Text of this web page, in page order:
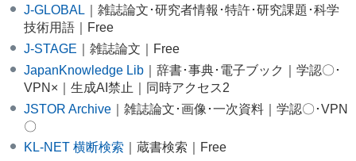
J-GLOBAL ｜雑誌論文･研究者情報･特許･研究課題･科学
技術用語｜Free
J-STAGE ｜雑誌論文｜Free
JapanKnowledge Lib ｜辞書･事典･電子ブック｜学認〇･
VPN×｜生成AI禁止｜同時アクセス2
JSTOR Archive ｜雑誌論文･画像･一次資料｜学認〇･VPN
〇
KL-NET 横断検索 ｜蔵書検索｜Free